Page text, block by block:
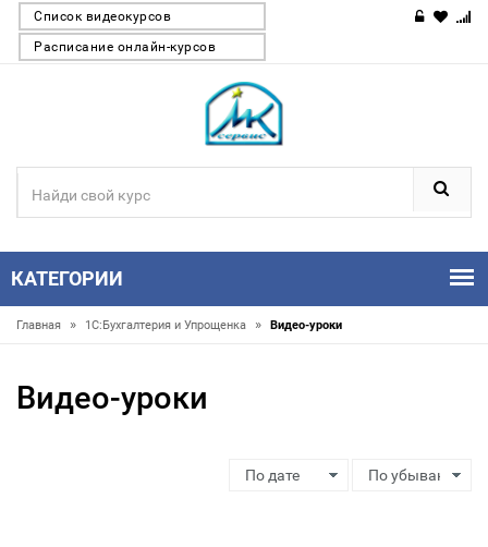
Список видеокурсов
Расписание онлайн-курсов
КАТЕГОРИИ
Главная » 1С:Бухгалтерия и Упрощенка » Видео-уроки
Видео-уроки